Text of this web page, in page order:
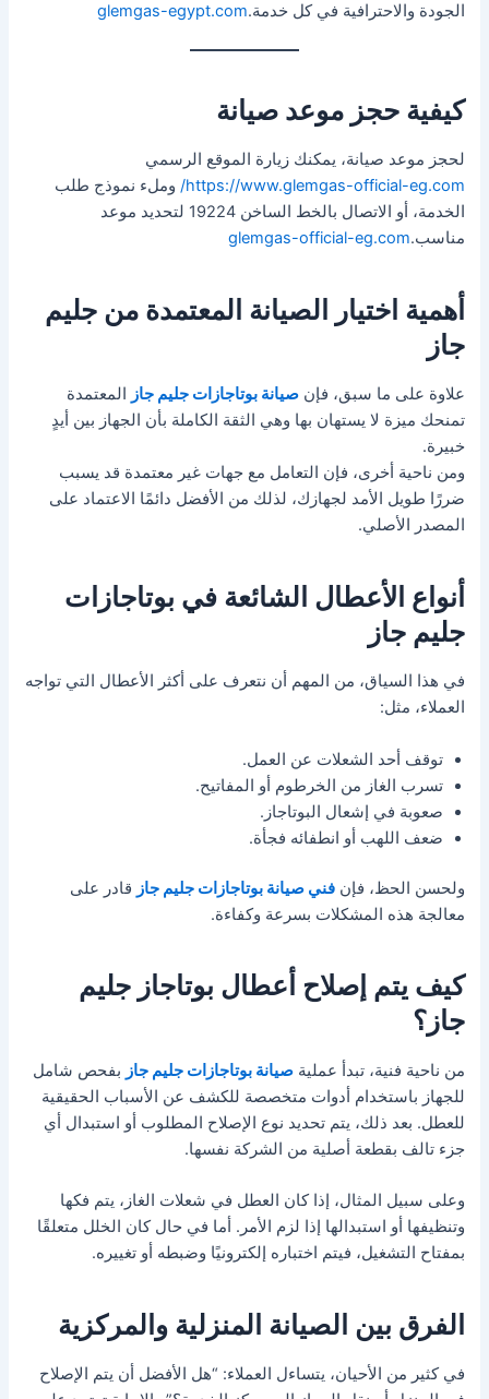
الجودة والاحترافية في كل خدمة.glemgas-egypt.com
كيفية حجز موعد صيانة
لحجز موعد صيانة، يمكنك زيارة الموقع الرسمي
https://www.glemgas-official-eg.com/ وملء نموذج طلب
الخدمة، أو الاتصال بالخط الساخن 19224 لتحديد موعد
مناسب.glemgas-official-eg.com
أهمية اختيار الصيانة المعتمدة من جليم
جاز
علاوة على ما سبق، فإنصيانة بوتاجازات جليم جاز
المعتمدة
تمنحك ميزة لا يستهان بها وهي الثقة الكاملة بأن الجهاز بين أيدٍ
خبيرة.
ومن ناحية أخرى، فإن التعامل مع جهات غير معتمدة قد يسبب
ضررًا طويل الأمد لجهازك، لذلك من الأفضل دائمًا الاعتماد على
المصدر الأصلي.
أنواع الأعطال الشائعة في بوتاجازات
جليم جاز
في هذا السياق، من المهم أن نتعرف على أكثر الأعطال التي تواجه
العملاء، مثل:
توقف أحد الشعلات عن العمل.
تسرب الغاز من الخرطوم أو المفاتيح.
صعوبة في إشعال البوتاجاز.
ضعف اللهب أو انطفائه فجأة.
ولحسن الحظ، فإنفني صيانة بوتاجازات جليم جاز قادر على
معالجة هذه المشكلات بسرعة وكفاءة.
كيف يتم إصلاح أعطال بوتاجاز جليم
جاز؟
من ناحية فنية، تبدأ عمليةصيانة بوتاجازات جليم جاز بفحص شامل
للجهاز باستخدام أدوات متخصصة للكشف عن الأسباب الحقيقية
للعطل. بعد ذلك، يتم تحديد نوع الإصلاح المطلوب أو استبدال أي
جزء تالف بقطعة أصلية من الشركة نفسها.
وعلى سبيل المثال، إذا كان العطل في شعلات الغاز، يتم فكها
وتنظيفها أو استبدالها إذا لزم الأمر. أما في حال كان الخلل متعلقًا
بمفتاح التشغيل، فيتم اختباره إلكترونيًا وضبطه أو تغييره.
الفرق بين الصيانة المنزلية والمركزية
في كثير من الأحيان، يتساءل العملاء: “هل الأفضل أن يتم الإصلاح